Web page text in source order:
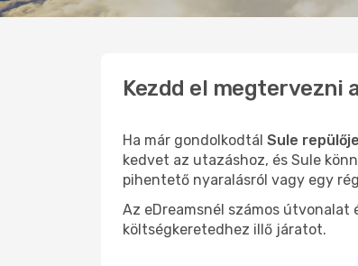
Kezdd el megtervezni
Ha már gondolkodtál Sule
kedvet az utazáshoz, és Sule
pihentető nyaralásról vagy egy
Az eDreamsnél számos
költségkeretedhez illő járatot.